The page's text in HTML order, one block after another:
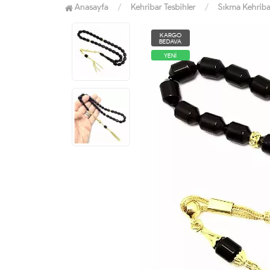
Anasayfa Kehribar Tesbihler Sıkma
KARGO
BEDAVA
YENİ